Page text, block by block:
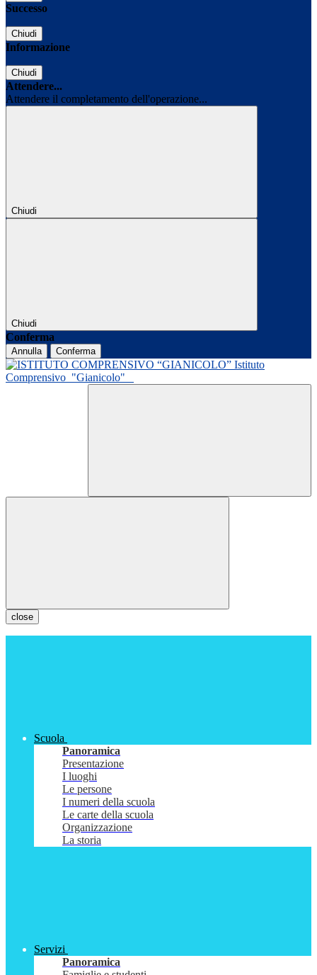
Successo
Chiudi
Informazione
Chiudi
Attendere...
Attendere il completamento dell'operazione...
Chiudi
Chiudi
Conferma
Annulla Conferma
Istituto
Comprensivo "Gianicolo"
close
Scuola
Panoramica
Presentazione
I luoghi
Le persone
I numeri della scuola
Le carte della scuola
Organizzazione
La storia
Servizi
Panoramica